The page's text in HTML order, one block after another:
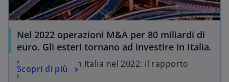
Nel 2022 operazioni M&A per 80 miliardi di
euro. Gli esteri tornano ad investire in Italia.
Mercato M&A in Italia nel 2022: il rapporto
KPMG
Scopri di più